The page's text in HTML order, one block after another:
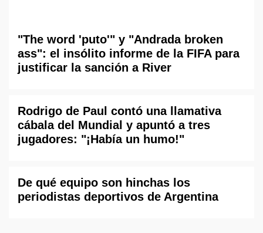
"The word 'puto'" y "Andrada broken
ass": el insólito informe de la FIFA para
justificar la sanción a River
Rodrigo de Paul contó una llamativa
cábala del Mundial y apuntó a tres
jugadores: "¡Había un humo!"
De qué equipo son hinchas los
periodistas deportivos de Argentina